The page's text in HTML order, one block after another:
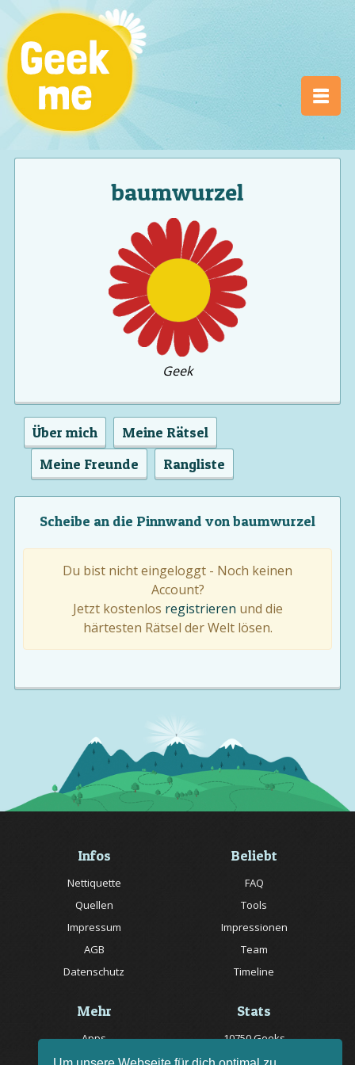
baumwurzel
Geek
Über mich
Meine Rätsel
Meine Freunde
Rangliste
Scheibe an die Pinnwand von baumwurzel
Du bist nicht eingeloggt - Noch keinen
Account?
Jetzt kostenlos registrieren und die
härtesten Rätsel der Welt lösen.
Infos
Nettiquette
Quellen
Impressum
AGB
Datenschutz
Beliebt
FAQ
Tools
Impressionen
Team
Timeline
Mehr
Apps
Jobs
Stats
10750 Geeks
20057 Rätsel online